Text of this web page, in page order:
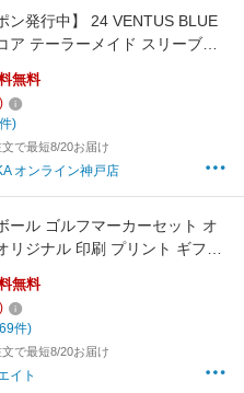
ン発行中】 24 VENTUS BLUE
ア テーラーメイド スリーブ付
ラ シャフト 24ventus blue ベ
Qi35 Qi10 バーナーミニ ス
bend神戸 bendFUKUOKA オン
無料
)
で最短8/20お届け
オンライン神戸店
ール ゴルフマーカーセット オ
リジナル 印刷 プリント ギフト
ト 記念日 誕生日 還暦 退職祝
ゴルフグッズ 送料無料 包装無
無料
件)
で最短8/20お届け
イト